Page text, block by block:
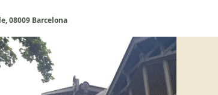
08009 Barcelona